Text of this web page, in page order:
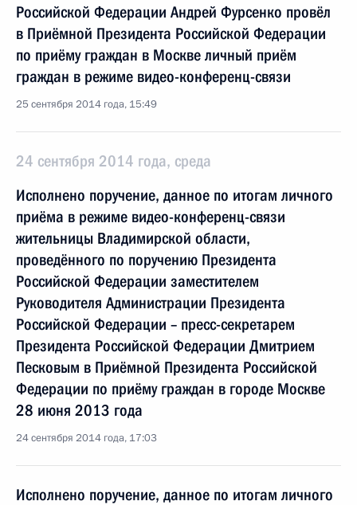
Российской Федерации Андрей Фурсенко провёл
в Приёмной Президента Российской Федерации
по приёму граждан в Москве личный приём
граждан в режиме видео-конференц-связи
25 сентября 2014 года, 15:49
24 сентября 2014 года, среда
Исполнено поручение, данное по итогам личного
приёма в режиме видео-конференц-связи
жительницы Владимирской области,
проведённого по поручению Президента
Российской Федерации заместителем
Руководителя Администрации Президента
Российской Федерации – пресс-секретарем
Президента Российской Федерации Дмитрием
Песковым в Приёмной Президента Российской
Федерации по приёму граждан в городе Москве
28 июня 2013 года
24 сентября 2014 года, 17:03
Исполнено поручение, данное по итогам личного